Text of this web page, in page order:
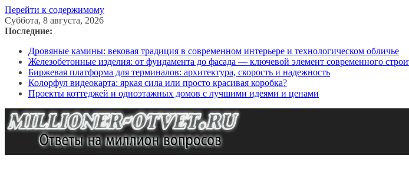
Перейти к содержимому
Суббота, 8 августа, 2026
Последние:
Дровяные камины: вековая традиция в современном интерьере и технологическом обличье
Железобетонные изделия: от фундамента до фасада — ключевой элемент современного
Биржевая платформа для терминалов: архитектура, скорость и надежность
Колорфул видеокарта: яркая сила или просто красивая коробка?
Проекты коттеджей и одноэтажных домов с лучшими идеями и ценами